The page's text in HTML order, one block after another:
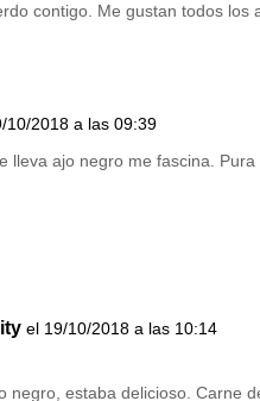
contigo. Me gustan todos los
10/2018 a las 09:39
lleva ajo negro me fascina.
el 19/10/2018 a las 10:14
negro, estaba delicioso. Carne